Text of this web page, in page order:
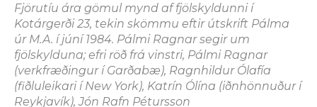
Fjörutíu ára gömul mynd af fjölskyldunni í
Kotárgerði 23, tekin skömmu eftir útskrift Pálma
úr M.A. í júní 1984. Pálmi Ragnar segir um
fjölskylduna; efri röð frá vinstri, Pálmi Ragnar
(verkfræðingur í Garðabæ), Ragnhildur Ólafía
(fiðluleikari í New York), Katrín Ólína (iðnhönnuður í
Reykjavík), Jón Rafn Pétursson